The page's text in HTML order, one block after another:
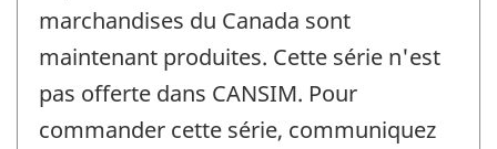
marchandises du Canada sont
maintenant produites. Cette série n'est
pas offerte dans CANSIM. Pour
commander cette série, communiquez